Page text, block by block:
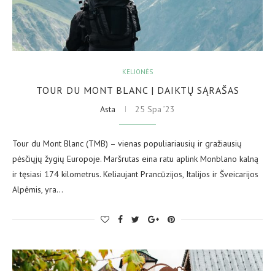
KELIONĖS
TOUR DU MONT BLANC | DAIKTŲ SĄRAŠAS
Asta 25 Spa ’23
Tour du Mont Blanc (TMB) – vienas populiariausių ir gražiausių
pėsčiųjų žygių Europoje. Maršrutas eina ratu aplink Monblano kalną
ir tęsiasi 174 kilometrus. Keliaujant Prancūzijos, Italijos ir Šveicarijos
Alpėmis, yra…